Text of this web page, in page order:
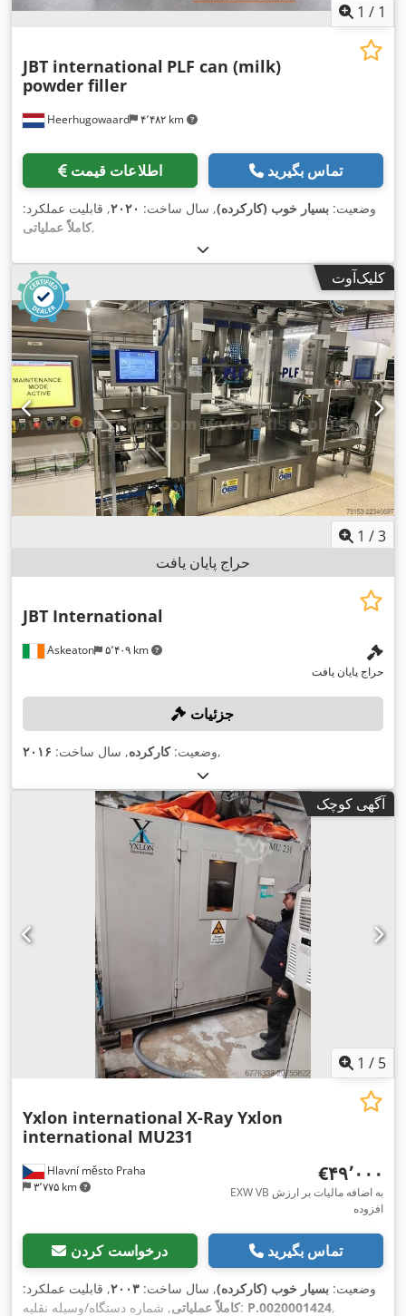
1 / 1
Heerhugowaard ۴٬۴۸۲ km
JBT international PLF can (milk)
powder filler
اطلاعات قیمت تماس بگیرید
وضعیت: بسیار خوب (کارکرده), سال ساخت: ۲۰۲۰, قابلیت عملکرد:
کاملاً عملیاتی,
کلیک‌آوت
1 /3
حراج پایان یافت
Askeaton ۵٬۴۰۹ km
JBT International
حراج پایان یافت
جزئیات
وضعیت:کارکرده, سال ساخت: ۲۰۱۶ ,
آگهی کوچک
1 / 5
Hlavní město Praha
۳٬۷۷۵ km
Yxlon international X-Ray Yxlon
international MU231
‎€۴۹٬۰۰۰
EXW VB به اضافه مالیات بر ارزش
افزوده
درخواست کردن تماس بگیرید
وضعیت: بسیار خوب (کارکرده), سال ساخت: ۲۰۰۳, قابلیت عملکرد:
کاملاً عملیاتی, شماره دستگاه/وسیله نقلیه: P.0020001424,